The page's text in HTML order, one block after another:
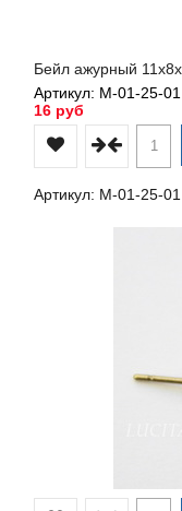
Бейл ажурный
Артикул: М-01-25-01
16 руб
Артикул: М-01-25-01